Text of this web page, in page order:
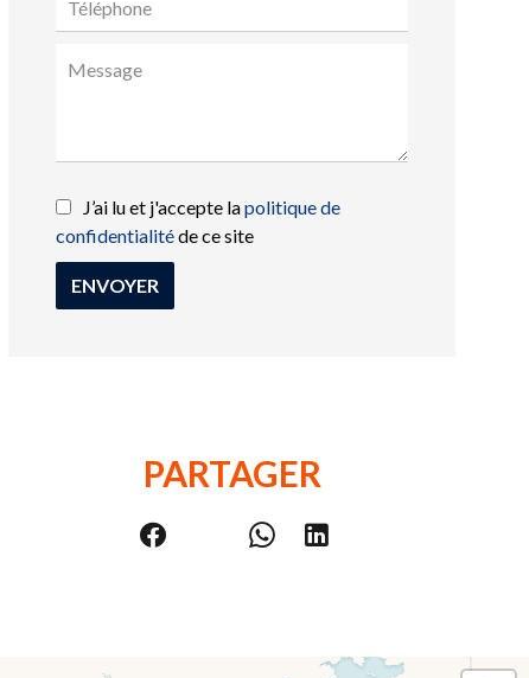
J’ai lu et j'accepte lapolitique de
confidentialitéde ce site
ENVOYER
PARTAGER